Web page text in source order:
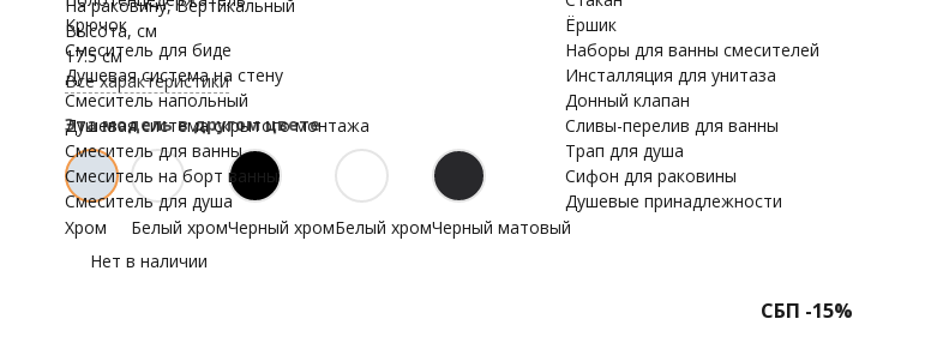
Крючок
Ёршик
Смеситель для биде
Душевая система на стену
Смеситель напольный
Душевая система скрытого монтажа
Смеситель для ванны
Смеситель на борт ванны
Смеситель для душа
Наборы для ванны смесителей
Инсталляция для унитаза
Донный клапан
Cливы-перелив для ванны
Трап для душа
Сифон для раковины
Душевые принадлежности
На раковину, Вертикальный
Высота, см
17.5 см
Все характеристики
Эта модель в другом цвете
Хром Белый хромЧерный хромБелый хромЧерный матовый
Нет в наличии
СБП -15%